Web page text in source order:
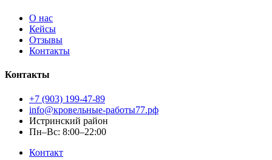
О нас
Кейсы
Отзывы
Контакты
Контакты
+7 (903) 199-47-89
info@кровельные-работы77.рф
Истринский район
Пн–Вс: 8:00–22:00
Контакт